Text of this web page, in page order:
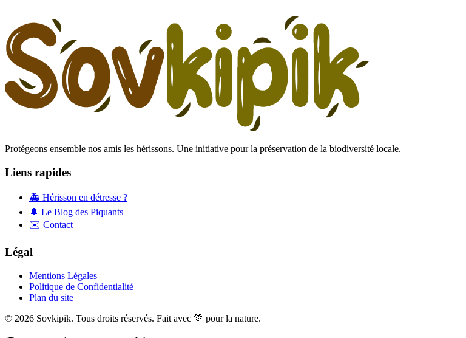
Protégeons ensemble nos amis les hérissons. Une initiative pour la préservation de la biodiversité locale.
Liens rapides
🚑 Hérisson en détresse ?
🌲 Le Blog des Piquants
✉️ Contact
Légal
Mentions Légales
Politique de Confidentialité
Plan du site
© 2026 Sovkipik. Tous droits réservés. Fait avec 💚 pour la nature.